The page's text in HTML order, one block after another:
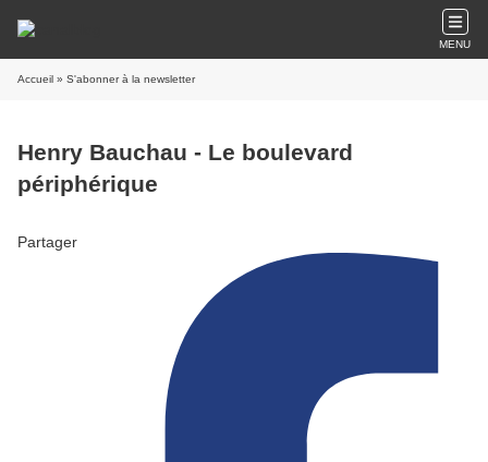
MENU
Accueil » S'abonner à la newsletter
Henry Bauchau - Le boulevard
périphérique
Partager